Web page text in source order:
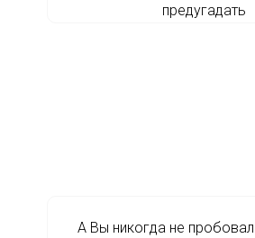
предугадать
А Вы никогда не